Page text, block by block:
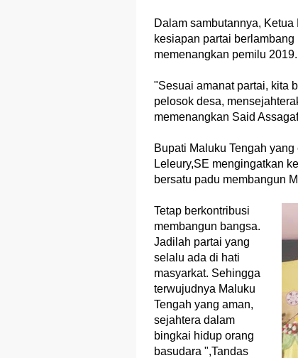
Dalam sambutannya,
kesiapan partai
memenangkan pemilu 2019.
"Sesuai amanat partai, kita
pelosok desa,
memenangkan Said
Bupati Maluku Tengah
Leleury,SE mengingatkan
bersatu padu membangun
Tetap berkontribusi
membangun bangsa.
Jadilah partai yang
selalu ada di hati
masyarkat. Sehingga
terwujudnya Maluku
Tengah yang aman,
sejahtera dalam
bingkai hidup orang
basudara ",Tandas